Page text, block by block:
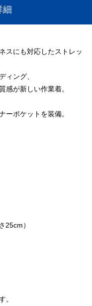
細
スにも対応したストレッ
ィング、
感が新しい作業着。
ーポケットを装備。
25cm）
。